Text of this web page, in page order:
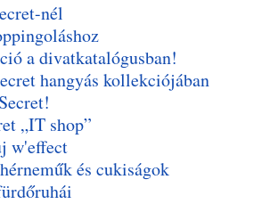
nél
a divatkatalógusban!
hangyás kollekciójában
„IT shop”
w'effect
és cukiságok